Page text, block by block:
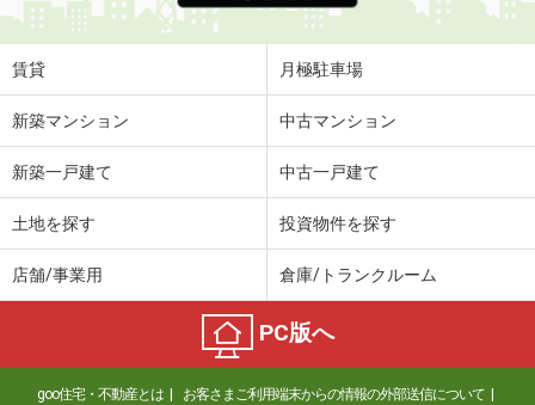
賃貸 月極駐車場
新築マンション 中古マンション
新築一戸建て 中古一戸建て
土地を探す 投資物件を探す
店舗/事業用 倉庫/トランクルーム
PC版へ
goo住宅・不動産とは お客さまご利用端末からの情報の外部送信について